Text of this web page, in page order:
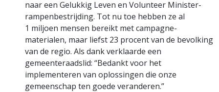
naar een Gelukkig Leven en Volunteer Minister-
rampenbestrijding. Tot nu toe hebben ze al
1 miljoen mensen bereikt met campagne­
materialen, maar liefst 23 procent van de bevolking
van de regio. Als dank verklaarde een
gemeenteraadslid: “Bedankt voor het
implementeren van oplossingen die onze
gemeenschap ten goede veranderen.”